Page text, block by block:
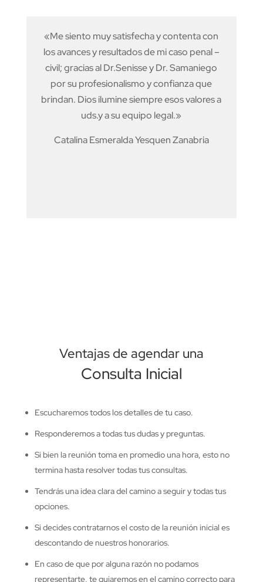
«Me siento muy satisfecha y contenta con
los avances y resultados de mi caso penal –
civil; gracias al Dr.Senisse y Dr. Samaniego
por su profesionalismo y confianza que
brindan. Dios ilumine siempre esos valores a
uds.y a su equipo legal.»
Catalina Esmeralda Yesquen Zanabria
Ventajas de agendar una
Consulta Inicial
Escucharemos todos los detalles de tu caso.
Responderemos a todas tus dudas y preguntas.
Si bien la reunión toma en promedio una hora, esto no
termina hasta resolver todas tus consultas.
Tendrás una idea clara del camino a seguir y todas tus
opciones.
Si decides contratarnos el costo de la reunión inicial es
descontando de nuestros honorarios.
En caso de que por alguna razón no podamos
representarte, te guiaremos en el camino correcto para